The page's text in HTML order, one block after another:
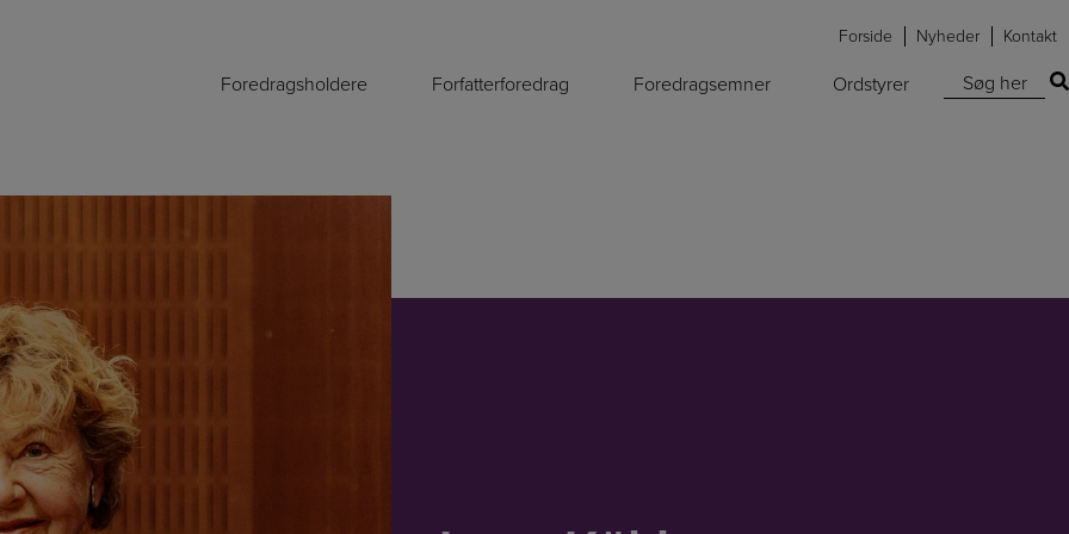
Forside Nyheder Kontakt
Foredragsholdere Forfatterforedrag Foredragsemner Ordstyrer Søg efter: